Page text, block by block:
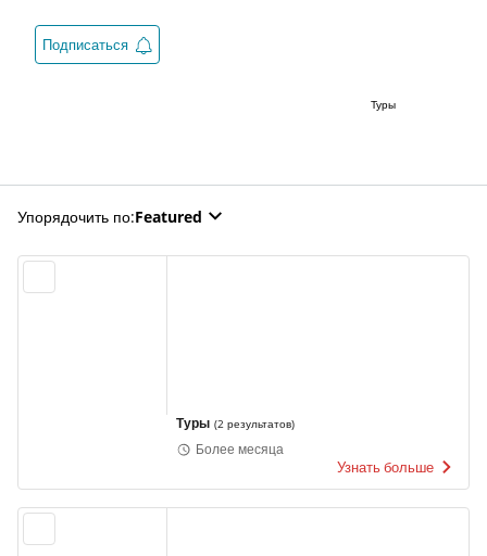
Туры
Подписаться
Упорядочить по:Featured
Туры (2 результатов)
Более месяца
Узнать больше